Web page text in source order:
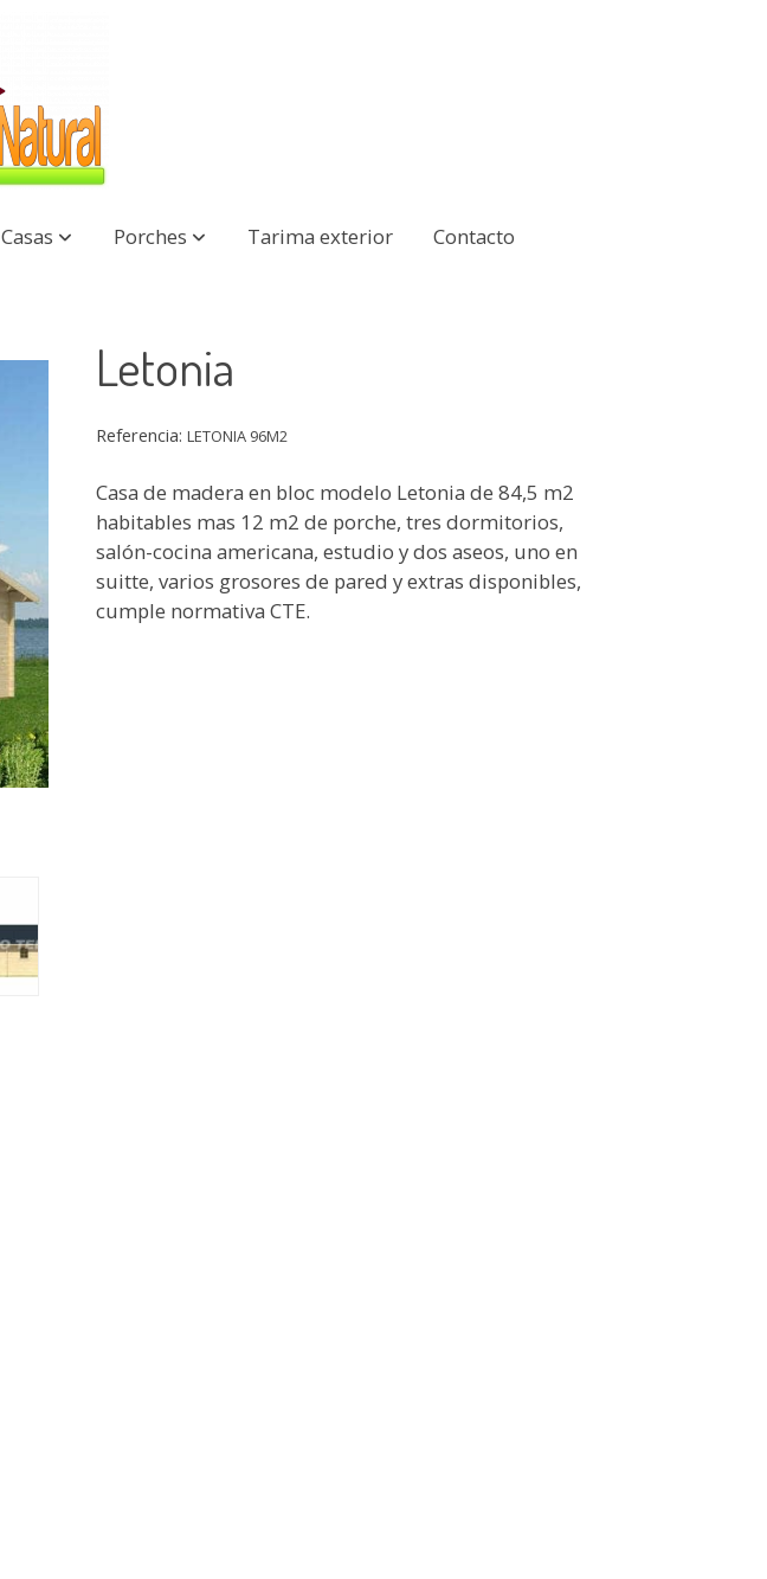
Casas Porches Tarima exterior
Contacto
Letonia
Referencia:LETONIA 96M2
Casa de madera en bloc modelo Letonia de 84,5 m2
habitables mas 12 m2 de porche, tres dormitorios,
salón-cocina americana, estudio y dos aseos, uno en
suitte, varios grosores de pared y extras disponibles,
cumple normativa CTE.